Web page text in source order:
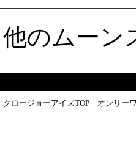
他のムーン
クロージョーアイズTOP オンリー